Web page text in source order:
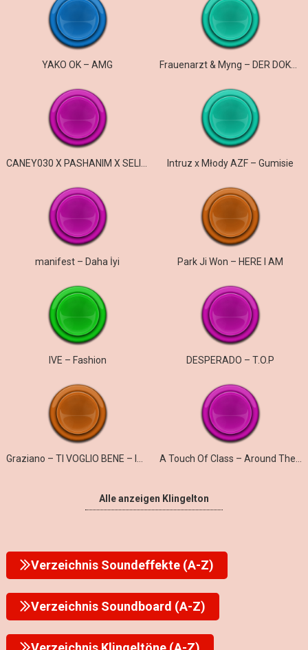
YAKO OK – AMG Frauenarzt & Myng – DER DOKTOR UND DER ARZT
Intruz x Młody AZF – Gumisie
manifest – Daha İyi Park Ji Won – HERE I AM
IVE – Fashion DESPERADO – T.O.P
Alle anzeigen Klingelton
Verzeichnis Soundeffekte (A-Z)
Verzeichnis Soundboard (A-Z)